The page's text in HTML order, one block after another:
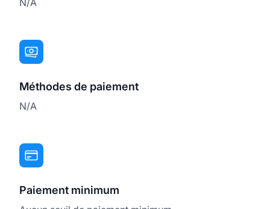
Méthodes de paiement
N/A
Paiement minimum